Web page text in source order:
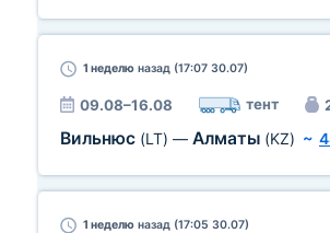
1 неделю назад (17:07 30.07)
09.08–16.08 тент
Вильнюс (LT) — Алматы (KZ) ~
1 неделю назад (17:05 30.07)